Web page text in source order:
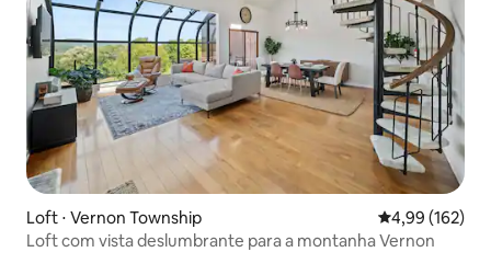
Loft ⋅ Vernon Township 4,99 de uma
4,99 (162)
Loft com vista deslumbrante para a montanha Vernon